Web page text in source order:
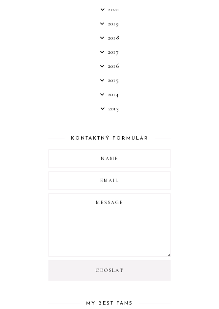
2020
2019
2018
2017
2016
2015
2014
2013
KONTAKTNÝ FORMULÁR
MY BEST FANS